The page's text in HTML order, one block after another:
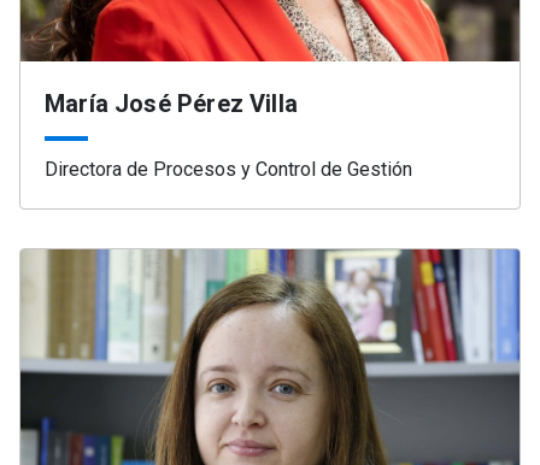
María José Pérez Villa
Directora de Procesos y Control de Gestión